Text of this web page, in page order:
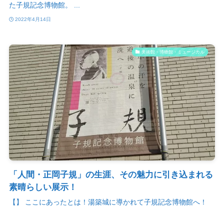
た子規記念博物館。 ...
2022年4月14日
美術館・博物館・ミュージカル
「人間・正岡子規」の生涯、その魅力に引き込まれる
素晴らしい展示！
【】 ここにあったとは！湯築城に導かれて子規記念博物館へ！